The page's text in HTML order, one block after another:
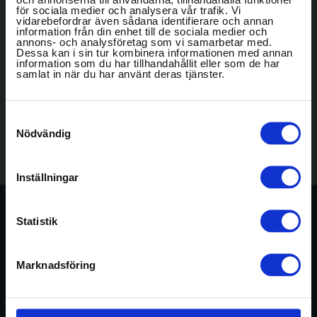
för sociala medier och analysera vår trafik. Vi
vidarebefordrar även sådana identifierare och annan
information från din enhet till de sociala medier och
annons- och analysföretag som vi samarbetar med.
Dessa kan i sin tur kombinera informationen med annan
information som du har tillhandahållit eller som de har
samlat in när du har använt deras tjänster.
Nödvändig
Inställningar
Statistik
Marknadsföring
BRÖLLOP
OM OSS
Svenska Möten IACC
KONFERENS